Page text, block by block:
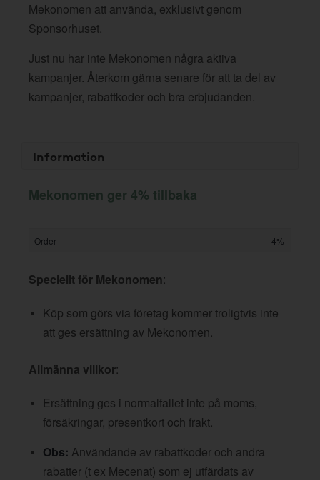
Mekonomen att använda, exklusivt genom
Sponsorhuset.
Just nu har inte Mekonomen några aktiva
kampanjer. Återkom gärna senare för att ta del av
kampanjer, rabattkoder och bra erbjudanden.
Information
Mekonomen ger 4% tillbaka
Order 4%
Speciellt för Mekonomen:
Köp som görs via företag kommer troligtvis inte
att ges ersättning av Mekonomen.
Allmänna villkor:
Ersättning ges i normalfallet inte på moms,
försäkringar, presentkort och frakt.
Obs: Användande av rabattkoder och andra
rabatter (t ex Mecenat) som ej utfärdats av